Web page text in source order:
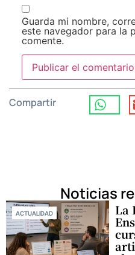
Guarda mi nombre,
este navegador para la
comente.
Compartir
Noticias
ACTUALIDAD La